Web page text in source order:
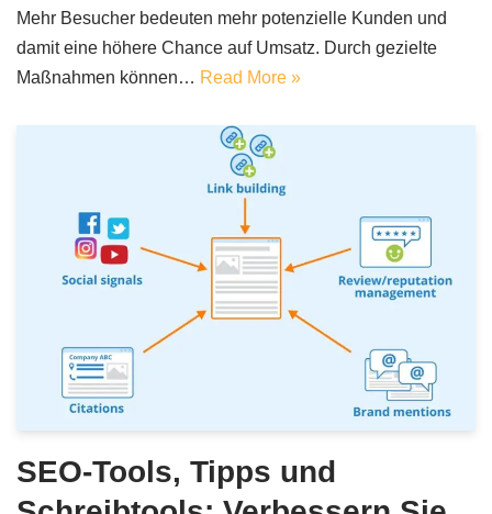
Mehr Besucher bedeuten mehr potenzielle Kunden und
damit eine höhere Chance auf Umsatz. Durch gezielte
Maßnahmen können… Read More »
SEO-Tools, Tipps und